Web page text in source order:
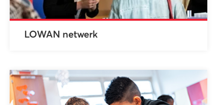
LOWAN netwerk